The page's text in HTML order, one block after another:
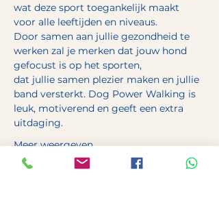
wat deze sport toegankelijk maakt
voor alle leeftijden en niveaus.
Door samen aan jullie gezondheid te
werken zal je merken dat jouw hond
gefocust is op het sporten,
dat jullie samen plezier maken en jullie
band versterkt. Dog Power Walking is
leuk, motiverend en geeft een extra
uitdaging.
Meer weergeven